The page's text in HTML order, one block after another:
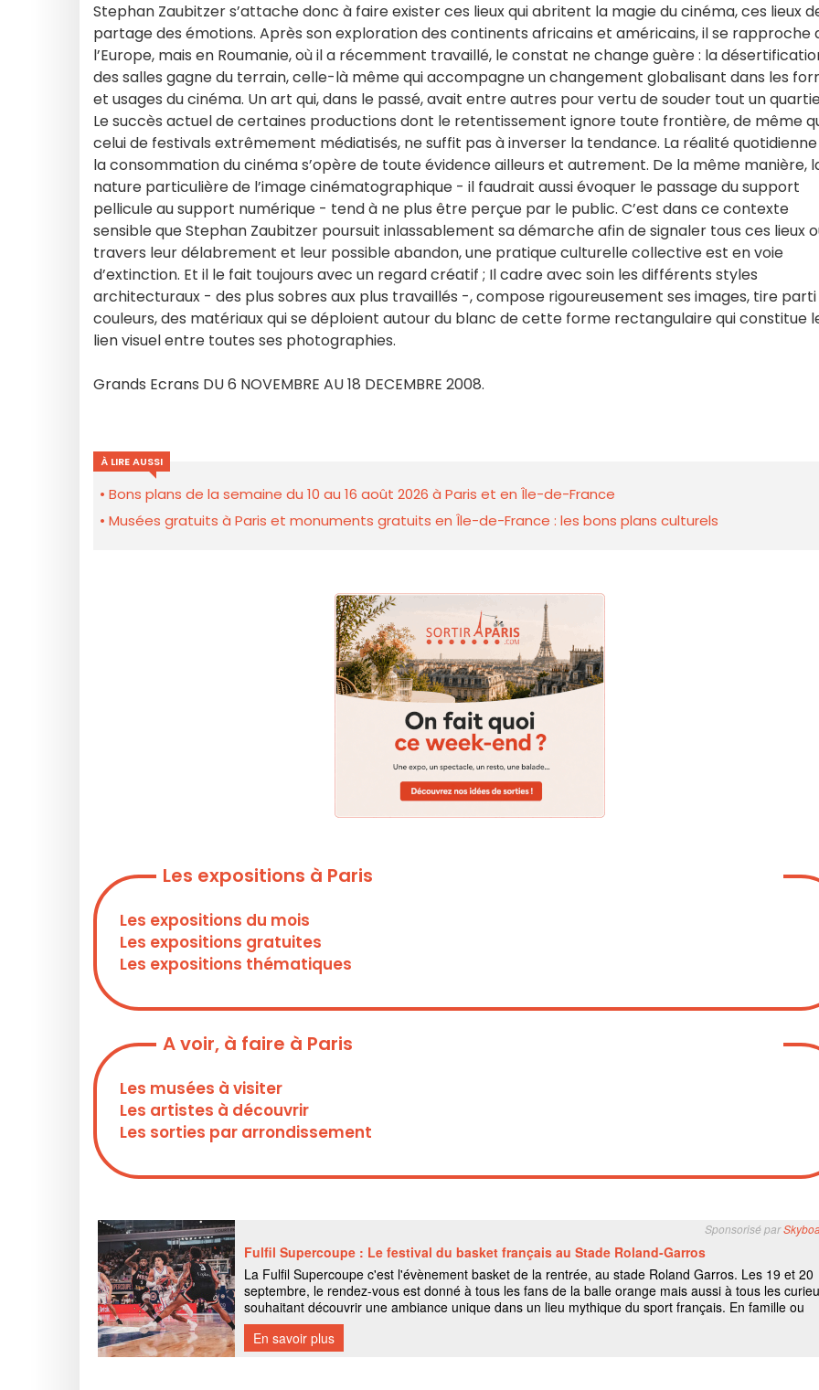
Stephan Zaubitzer s’attache donc à faire exister ces lieux qui abritent la magie du cinéma, ces lieux
partage des émotions. Après son exploration des continents africains et américains, il se rapproche
l’Europe, mais en Roumanie, où il a récemment travaillé, le constat ne change guère : la
des salles gagne du terrain, celle-là même qui accompagne un changement globalisant dans les
et usages du cinéma. Un art qui, dans le passé, avait entre autres pour vertu de souder tout un
Le succès actuel de certaines productions dont le retentissement ignore toute frontière, de même
celui de festivals extrêmement médiatisés, ne suffit pas à inverser la tendance. La réalité
la consommation du cinéma s’opère de toute évidence ailleurs et autrement. De la même manière,
nature particulière de l’image cinématographique - il faudrait aussi évoquer le passage du support
pellicule au support numérique - tend à ne plus être perçue par le public. C’est dans ce contexte
sensible que Stephan Zaubitzer poursuit inlassablement sa démarche afin de signaler tous ces lieux
travers leur délabrement et leur possible abandon, une pratique culturelle collective est en voie
d’extinction. Et il le fait toujours avec un regard créatif ; Il cadre avec soin les différents styles
architecturaux - des plus sobres aux plus travaillés -, compose rigoureusement ses images, tire parti
couleurs, des matériaux qui se déploient autour du blanc de cette forme rectangulaire qui constitue
lien visuel entre toutes ses photographies.
Grands Ecrans DU 6 NOVEMBRE AU 18 DECEMBRE 2008.
À LIRE AUSSI
Bons plans de la semaine du 10 au 16 août 2026 à Paris et en Île-de-France
Musées gratuits à Paris et monuments gratuits en Île-de-France : les bons plans culturels
Les expositions à Paris
Les expositions du mois
Les expositions gratuites
Les expositions thématiques
A voir, à faire à Paris
Les musées à visiter
Les artistes à découvrir
Les sorties par arrondissement